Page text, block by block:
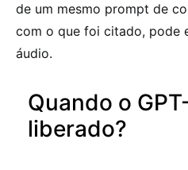
de um mesmo prompt de
com o que foi citado, pode
áudio.
Quando o
liberado?